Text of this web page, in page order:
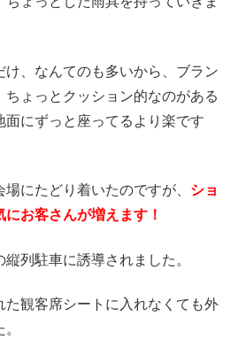
、なんてのも多いから、ブラン
ょっとクッション的なのがある
面にずっと座ってるより楽です
にたどり着いたのですが、 ショ
お客さんが増えます！
列駐車に誘導されました。
た観客席シートに入れなくても外